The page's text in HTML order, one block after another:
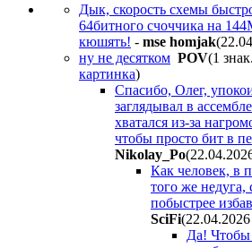
Дык, скорость схемы
64битного счоччика на
кюшять! - mse homjak
ну не десятком POV(1
картинка)
Спасибо, Олег,
заглядывал в
хватался из-за
чтобы просто бит в
Nikolay_Po
Как человек, в
того же недуга,
побыстрее
SciFi
Да!